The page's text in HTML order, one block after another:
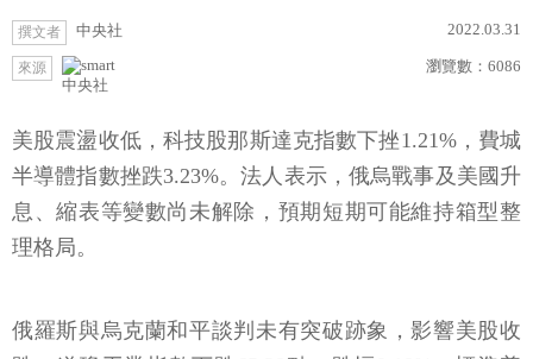
撰文者 中央社 2022.03.31
來源
中央社
瀏覽數： 6086
美股震盪收低，科技股那斯達克指數下挫1.21%，費城
半導體指數挫跌3.23%。法人表示，俄烏戰事及美國升
息、縮表等變數尚未解除，預期短期可能維持箱型整
理格局。
俄羅斯與烏克蘭和平談判未有突破跡象，影響美股收